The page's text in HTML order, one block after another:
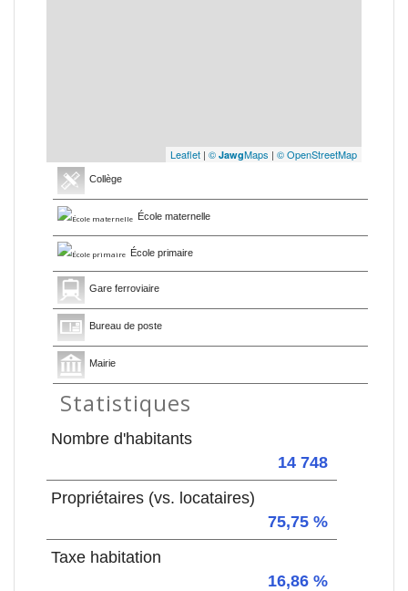
Leaflet | © JawgMaps | © OpenStreetMap
Collège
École maternelle
École primaire
Gare ferroviaire
Bureau de poste
Mairie
Statistiques
Nombre d'habitants
14 748
Propriétaires (vs. locataires)
75,75 %
Taxe habitation
16,86 %